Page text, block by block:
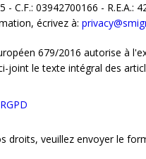
- C.F.: 03942700166 - R.E.A.:
écrivez à:
679/2016 autorise à
joint le texte intégral des
droits, veuillez envoyer le